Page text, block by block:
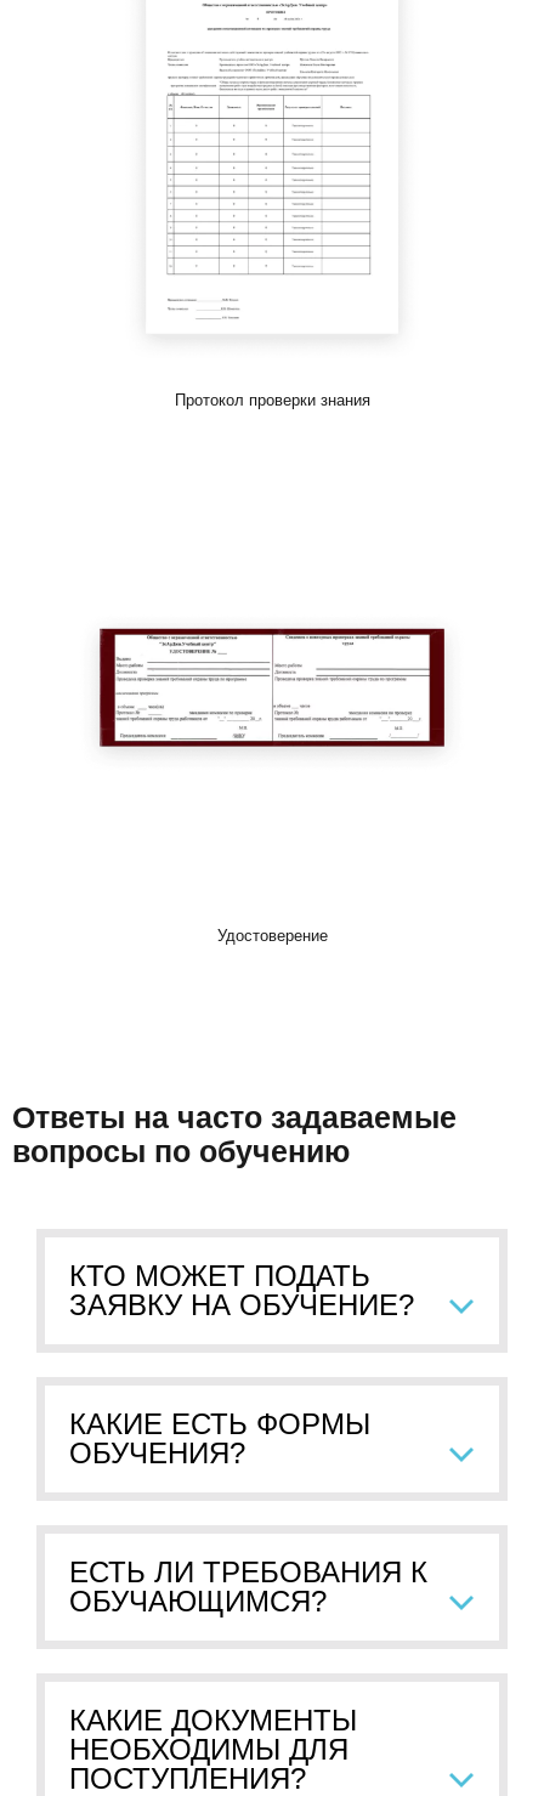
Протокол проверки знания
Удостоверение
Ответы на часто задаваемые
вопросы по обучению
КТО МОЖЕТ ПОДАТЬ
ЗАЯВКУ НА ОБУЧЕНИЕ?
КАКИЕ ЕСТЬ ФОРМЫ
ОБУЧЕНИЯ?
ЕСТЬ ЛИ ТРЕБОВАНИЯ К
ОБУЧАЮЩИМСЯ?
КАКИЕ ДОКУМЕНТЫ
НЕОБХОДИМЫ ДЛЯ
ПОСТУПЛЕНИЯ?